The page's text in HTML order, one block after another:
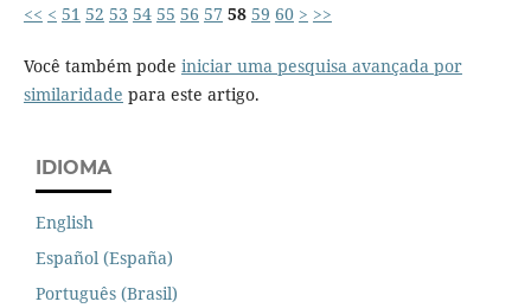
<< < 51 52 53 54 55 56 57 58 59 60 > >>
Você também pode iniciar uma pesquisa avançada por
similaridade para este artigo.
IDIOMA
English
Español (España)
Português (Brasil)